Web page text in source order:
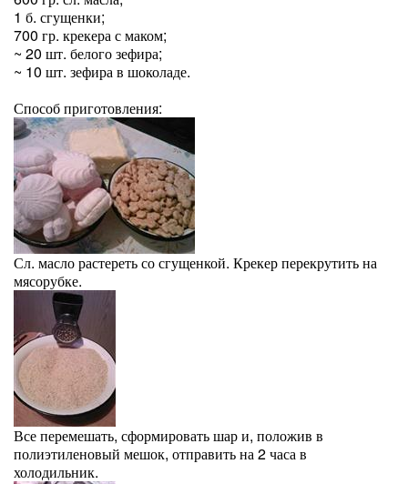
1 б. сгущенки;
700 гр. крекера с маком;
~ 20 шт. белого зефира;
~ 10 шт. зефира в шоколаде.
Способ приготовления:
Сл. масло растереть со сгущенкой. Крекер перекрутить на
мясорубке.
Все перемешать, сформировать шар и, положив в
полиэтиленовый мешок, отправить на 2 часа в
холодильник.